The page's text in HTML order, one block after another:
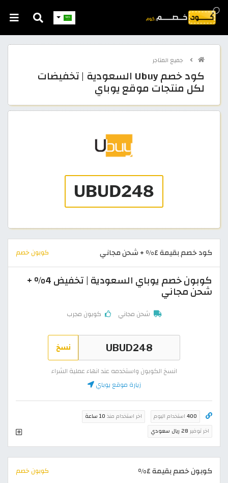
جميع المتاجر
كود خصم Ubuy السعودية | تخفيضات
لكل منتجات موقع يوباي
كود خصم بقيمة ٤% + شحن مجاني كوبون خصم
كوبون خصم يوباي السعودية | تخفيض 4% +
شحن مجاني
شحن مجاني كوبون مجرب
نسخ
انسخ الكوبون واستخدمه عند انهاء عملية الشراء
زيارة موقع يوباي
400 استخدام اليوم اخر استخدام منذ 10 ساعة
اخر توفير 28 ريال سعودي
كوبون خصم بقيمة ٤% كوبون خصم